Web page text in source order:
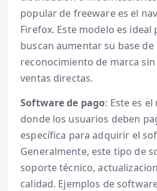
popular de freeware es el
Firefox. Este modelo es
buscan aumentar su base
reconocimiento de marca
ventas directas.
Software de pago: Este es
donde los usuarios deben
específica para adquirir el
Generalmente, este tipo de
soporte técnico,
calidad. Ejemplos de